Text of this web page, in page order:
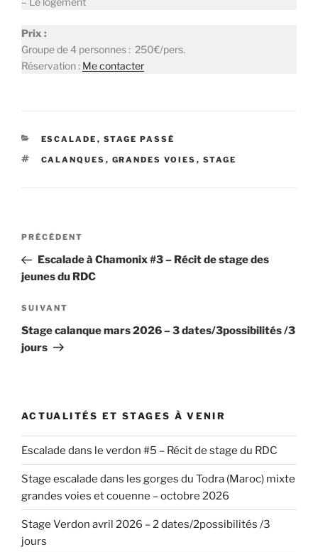
Prix :
Groupe de 4 personnes : 250€/pers.
Réservation : Me contacter
CATÉGORIES
ESCALADE , STAGE PASSÉ
ÉTIQUETTES
CALANQUES , GRANDES VOIES , STAGE
Navigation
l’article
Article
précédent
PRÉCÉDENT
Escalade à Chamonix #3 – Récit de stage des
jeunes du RDC
Article
suivant
SUIVANT
Stage calanque mars 2026 – 3 dates/3possibilités /3
jours
ACTUALITÉS ET STAGES À VENIR
Escalade dans le verdon #5 – Récit de stage du RDC
Stage escalade dans les gorges du Todra (Maroc) mixte
grandes voies et couenne – octobre 2026
Stage Verdon avril 2026 – 2 dates/2possibilités /3
jours